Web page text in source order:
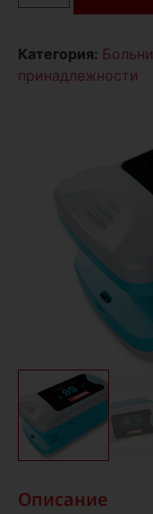
Категория:
принадлежности
Описание